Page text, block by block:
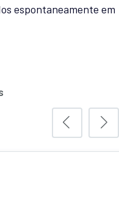
espontaneamente em